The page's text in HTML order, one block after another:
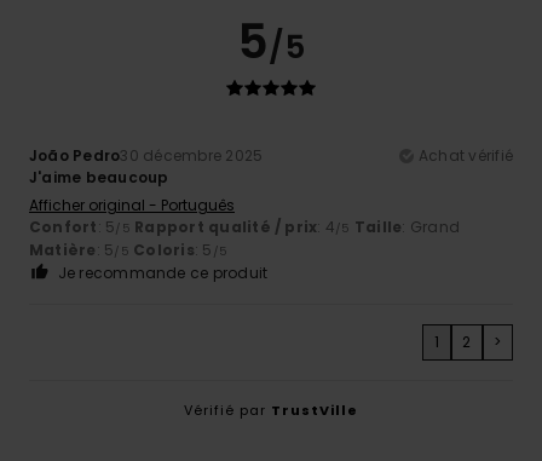
5/5
João Pedro30 décembre 2025
Achat vérifié
J'aime beaucoup
Afficher original - Português
Confort: 5 /5 Rapport qualité / prix: 4 /5 Taille: Grand
Matière: 5 /5 Coloris: 5 /5
Je recommande ce produit
1 2 >
Vérifié par TrustVille